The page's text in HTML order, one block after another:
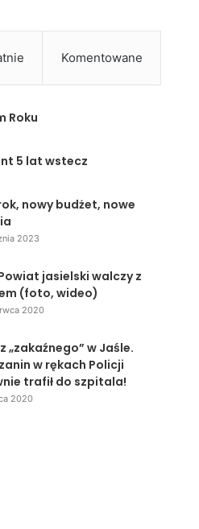
Komentowane
Roku
5 lat wstecz
nowy budżet, nowe
2023
Powiat jasielski walczy z
(foto, wideo)
2020
z „zakaźnego” w Jaśle.
w rękach Policji
trafił do szpitala!
2020